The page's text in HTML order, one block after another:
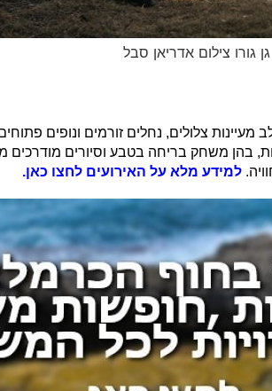
גן גורו צילום אדריאן סבל
צלולים, נחלים זורמים ונופים
בהן משחק בריחה בטבע וסיורים מודרכים
למידע מלא על האירועים לחצו כאן.